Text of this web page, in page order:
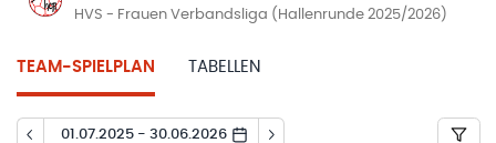
HVS - Frauen Verbandsliga (Hallenrunde 2025/2026)
TEAM-SPIELPLAN TABELLEN
01.07.2025 - 30.06.2026